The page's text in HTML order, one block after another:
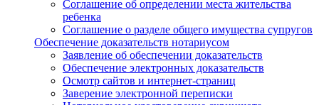
Соглашение об определении места жительства
ребенка
Соглашение о разделе общего имущества супругов
Обеспечение доказательств нотариусом
Заявление об обеспечении доказательств
Обеспечение электронных доказательств
Осмотр сайтов и интернет-страниц
Заверение электронной переписки